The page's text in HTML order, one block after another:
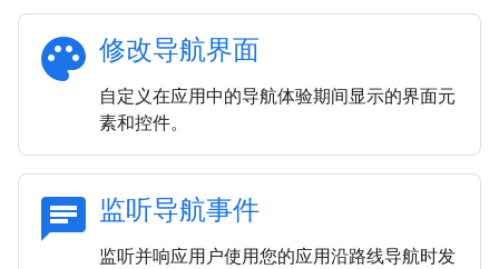
palette 修改导航界面
自定义在应用中的导航体验期间显示的界面元
素和控件。
chat 监听导航事件
监听并响应用户使用您的应用沿路线导航时发